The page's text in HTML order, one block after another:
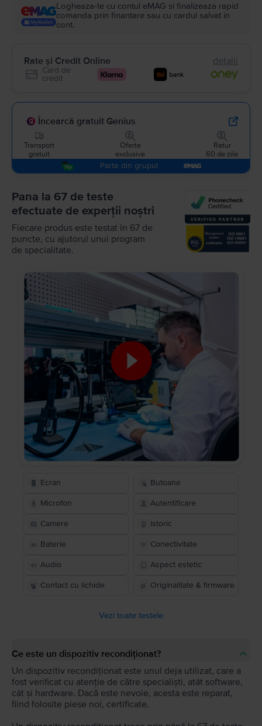
Logheaza-te cu contul eMAG si finalizeaza rapid
comanda prin finantare sau cu cardul salvat in
cont.
Rate și Credit Online detalii
Card de
credit
Încearcă gratuit Genius
Transport
gratuit
Oferte
exclusive
Retur
60 de zile
Parte din grupul
Pana la 67 de teste
efectuate de experții noștri
Fiecare produs este testat în 67 de
puncte, cu ajutorul unui program
de specialitate.
Ecran Butoane
Microfon Autentificare
Camere Istoric
Baterie Conectivitate
Audio Aspect estetic
Contact cu lichide Originalitate & firmware
Vezi toate testele
Ce este un dispozitiv recondiționat?
Un dispozitiv recondiționat este unul deja utilizat, care a
fost verificat cu atenție de către specialiști, atât software,
cât și hardware. Dacă este nevoie, acesta este reparat,
fiind folosite piese noi, certificate.